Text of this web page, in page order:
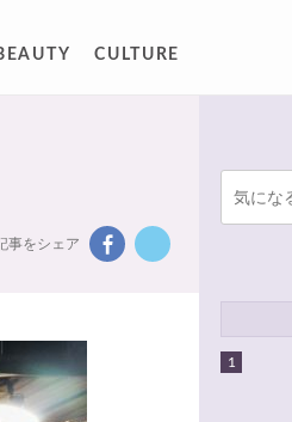
CULTURE
事をシェア
1